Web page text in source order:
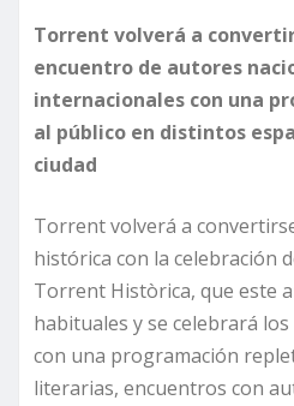
Torrent volverá a
encuentro de autores
internacionales con una
al público en distintos
ciudad
Torrent volverá a
histórica con la celebración
Torrent Històrica, que este
habituales y se celebrará
con una programación
literarias, encuentros con